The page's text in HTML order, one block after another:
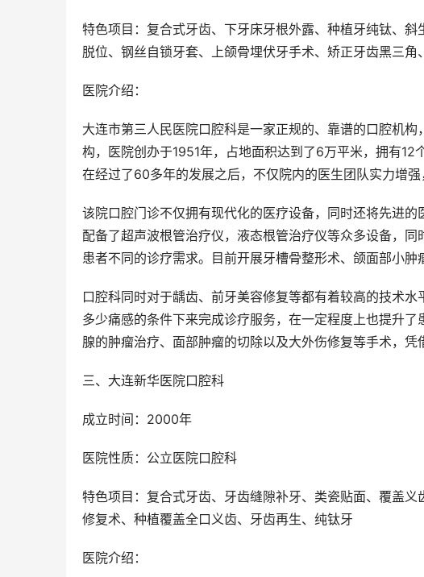
特色项目：复合式牙齿、下牙床牙根外露、种植牙纯钛、
脱位、钢丝自锁牙套、上颌骨埋伏牙手术、矫正牙齿黑三角
医院介绍：
大连市第三人民医院口腔科是一家正规的、靠谱的口腔机
构，医院创办于1951年，占地面积达到了6万平米，拥有12
在经过了60多年的发展之后，不仅院内的医生团队实力增
该院口腔门诊不仅拥有现代化的医疗设备，同时还将先进
配备了超声波根管治疗仪，液态根管治疗仪等众多设备，
患者不同的诊疗需求。目前开展牙槽骨整形术、颌面部小肿
口腔科同时对于龋齿、前牙美容修复等都有着较高的技术
多少痛感的条件下来完成诊疗服务，在一定程度上也提升
腺的肿瘤治疗、面部肿瘤的切除以及大外伤修复等手术，凭
三、大连新华医院口腔科
成立时间：2000年
医院性质：公立医院口腔科
特色项目：复合式牙齿、牙齿缝隙补牙、类瓷贴面、覆盖
修复术、种植覆盖全口义齿、牙齿再生、纯钛牙
医院介绍：